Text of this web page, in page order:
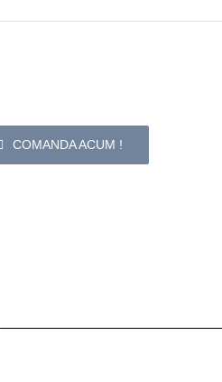
COMANDA ACUM !